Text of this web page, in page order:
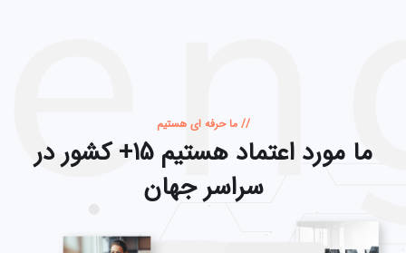
// ما حرفه ای هستیم
ما مورد اعتماد هستیم
15+ کشور در
سراسر جهان